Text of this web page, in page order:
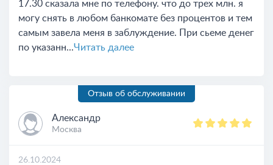
17.30 сказала мне по телефону. что до трех млн. я
могу снять в любом банкомате без процентов и тем
самым завела меня в заблуждение. При сьеме денег
по указанн...Читать далее
Отзыв об обслуживании
Александр
Москва
26.10.2024